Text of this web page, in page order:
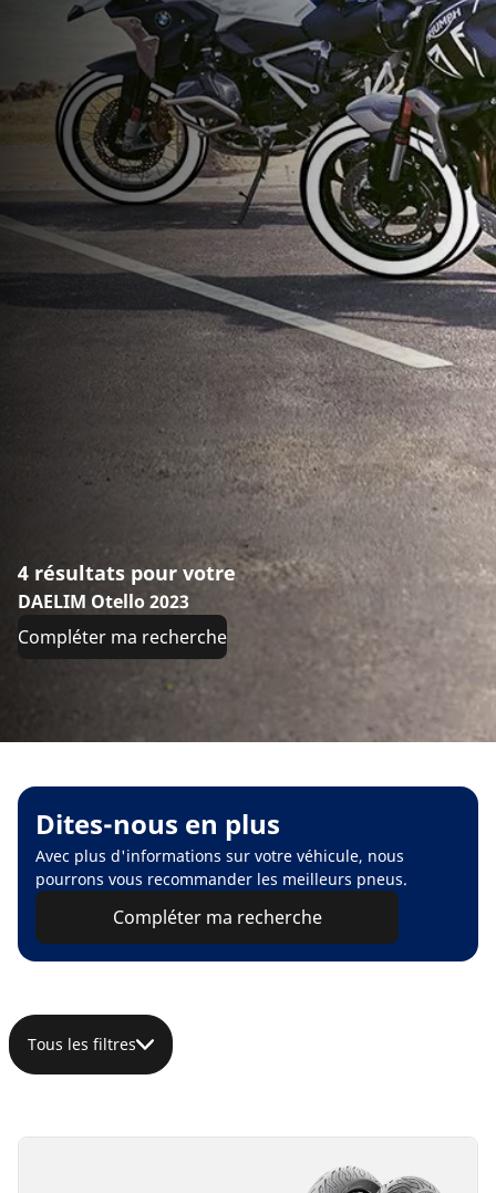
4 résultats pour votre
DAELIM Otello 2023
Compléter ma recherche
Dites-nous en plus
Avec plus d'informations sur votre véhicule, nous
pourrons vous recommander les meilleurs pneus.
Compléter ma recherche
Tous les filtres